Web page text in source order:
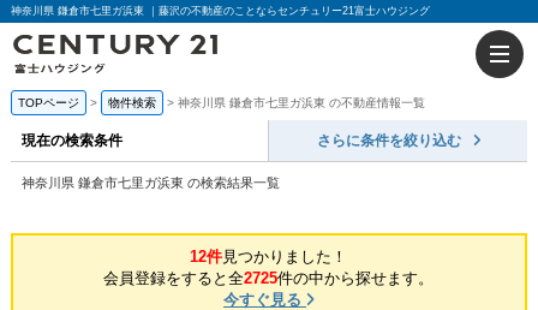
神奈川県 鎌倉市七里ガ浜東 ｜藤沢の不動産のことならセンチュリー21富士ハウジング
TOPページ 物件検索 神奈川県 鎌倉市七里ガ浜東 の不動産情報一覧
現在の検索条件 さらに条件を絞り込む
神奈川県 鎌倉市七里ガ浜東 の検索結果一覧
12件見つかりました！
会員登録をすると全2725件の中から探せます。
今すぐ見る